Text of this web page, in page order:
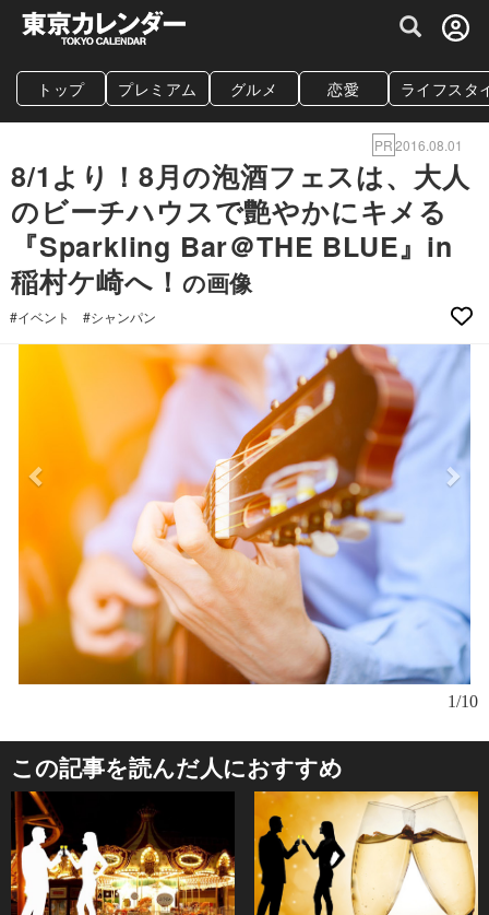
グルメ情報・プレミアムレストラン予約
トップ プレミアム グルメ 恋愛 ライフスタ
PR2016.08.01
8/1より！8月の泡酒フェスは、大人
のビーチハウスで艶やかにキメる
『Sparkling Bar＠THE BLUE』in
稲村ケ崎へ！ の画像
#イベント #シャンパン
1/10
この記事を読んだ人におすすめ